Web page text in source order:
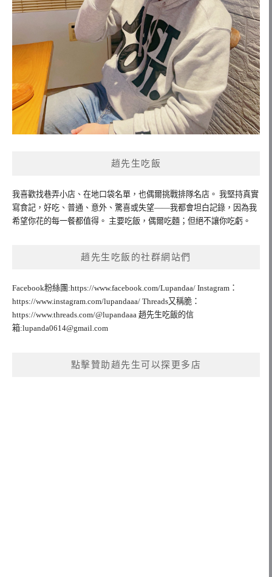
趙先生吃飯
我喜歡找巷弄小店、在地口袋名單，也偶爾挑戰排隊名店。 我堅持真實
寫食記，好吃、普通、意外、驚喜或失望——我都會坦白記錄，因為我
希望你花的每一餐都值得。 主要吃飯，偶爾吃麵；但絕不讓你吃虧。
趙先生吃飯的社群網站們
Facebook粉絲團:https://www.facebook.com/Lupandaa/ Instagram：
https://www.instagram.com/lupandaaa/ Threads又稱脆：
https://www.threads.com/@lupandaaa 趙先生吃飯的信
箱:lupanda0614@gmail.com
點擊贊助趙先生可以探更多店